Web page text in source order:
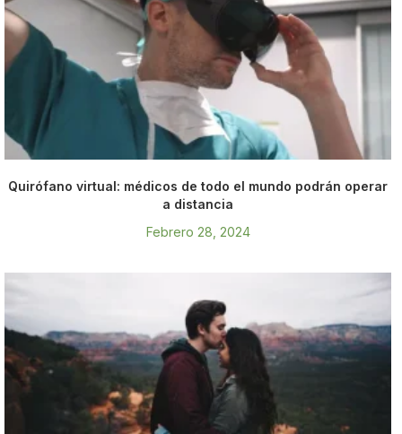
Quirófano virtual: médicos de todo el mundo podrán operar
a distancia
Febrero 28, 2024